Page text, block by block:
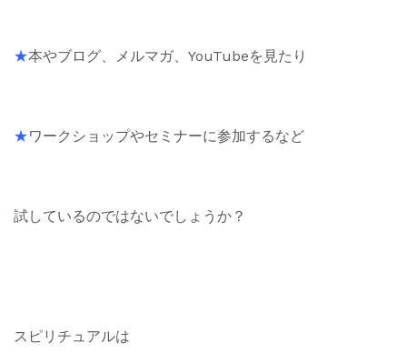
★本やブログ、メルマガ、YouTubeを見たり
★ワークショップやセミナーに参加するなど
試しているのではないでしょうか？
スピリチュアルは